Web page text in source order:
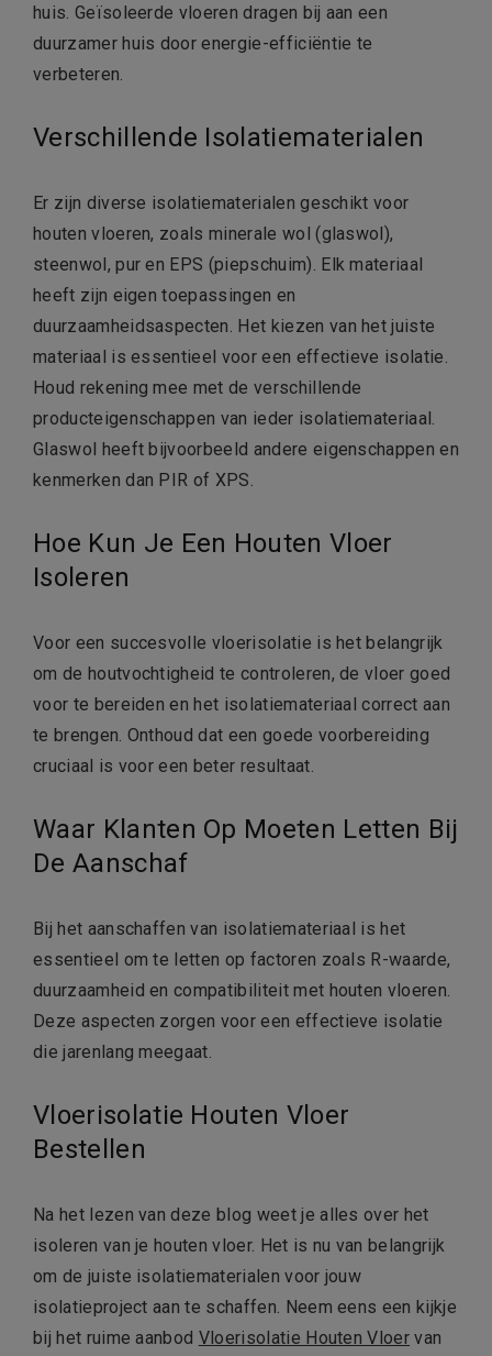
huis. Geïsoleerde vloeren dragen bij aan een
duurzamer huis door energie-efficiëntie te
verbeteren.
Verschillende Isolatiematerialen
Er zijn diverse isolatiematerialen geschikt voor
houten vloeren, zoals minerale wol (glaswol),
steenwol, pur en EPS (piepschuim). Elk materiaal
heeft zijn eigen toepassingen en
duurzaamheidsaspecten. Het kiezen van het juiste
materiaal is essentieel voor een effectieve isolatie.
Houd rekening mee met de verschillende
producteigenschappen van ieder isolatiemateriaal.
Glaswol heeft bijvoorbeeld andere eigenschappen en
kenmerken dan PIR of XPS.
Hoe Kun Je Een Houten Vloer
Isoleren
Voor een succesvolle vloerisolatie is het belangrijk
om de houtvochtigheid te controleren, de vloer goed
voor te bereiden en het isolatiemateriaal correct aan
te brengen. Onthoud dat een goede voorbereiding
cruciaal is voor een beter resultaat.
Waar Klanten Op Moeten Letten Bij
De Aanschaf
Bij het aanschaffen van isolatiemateriaal is het
essentieel om te letten op factoren zoals R-waarde,
duurzaamheid en compatibiliteit met houten vloeren.
Deze aspecten zorgen voor een effectieve isolatie
die jarenlang meegaat.
Vloerisolatie Houten Vloer
Bestellen
Na het lezen van deze blog weet je alles over het
isoleren van je houten vloer. Het is nu van belangrijk
om de juiste isolatiematerialen voor jouw
isolatieproject aan te schaffen. Neem eens een kijkje
bij het ruime aanbod Vloerisolatie Houten Vloer van